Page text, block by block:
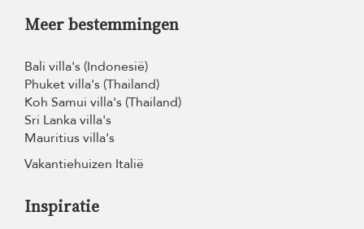
Meer bestemmingen
Bali villa's (Indonesië)
Phuket villa's (Thailand)
Koh Samui villa's (Thailand)
Sri Lanka villa's
Mauritius villa's
Vakantiehuizen Italië
Inspiratie